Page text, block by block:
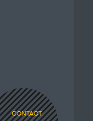
CONTACT.